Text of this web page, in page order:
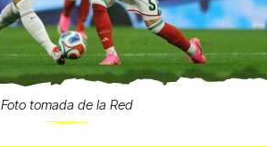
Foto tomada de la Red